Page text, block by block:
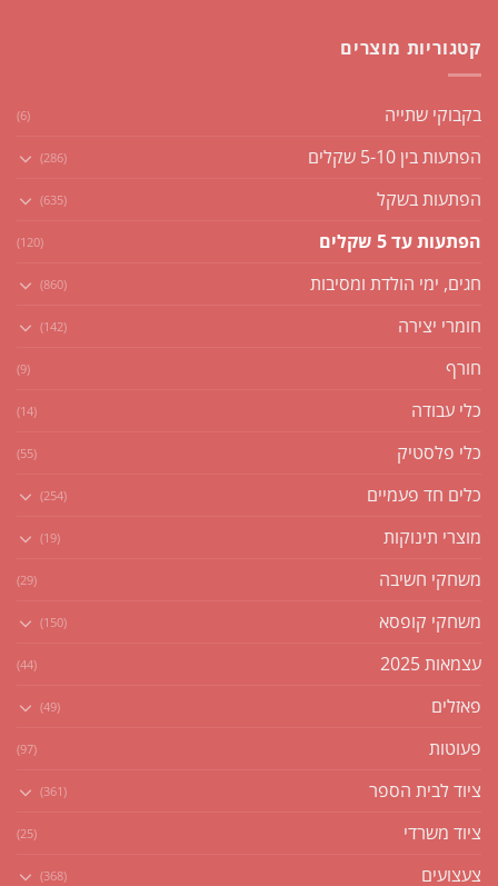
קטגוריות מוצרים
בקבוקי שתייה (6)
הפתעות בין 5-10 שקלים (286)
הפתעות בשקל (635)
הפתעות עד 5 שקלים (120)
חגים, ימי הולדת ומסיבות (860)
חומרי יצירה (142)
חורף (9)
כלי עבודה (14)
כלי פלסטיק (55)
כלים חד פעמיים (254)
מוצרי תינוקות (19)
משחקי חשיבה (29)
משחקי קופסא (150)
עצמאות 2025 (44)
פאזלים (49)
פעוטות (97)
ציוד לבית הספר (361)
ציוד משרדי (25)
צעצועים (368)